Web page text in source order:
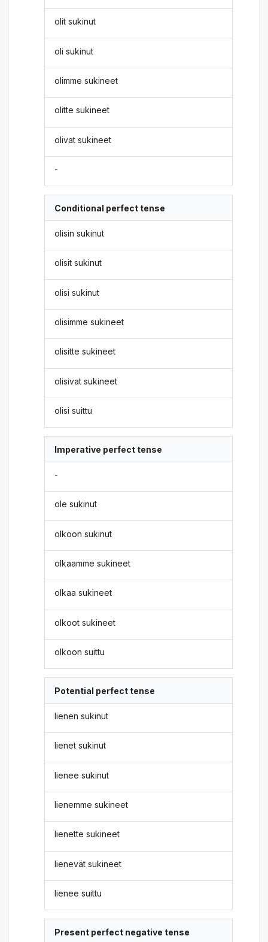
olit sukinut
oli sukinut
olimme sukineet
olitte sukineet
olivat sukineet
-
Conditional perfect tense
olisin sukinut
olisit sukinut
olisi sukinut
olisimme sukineet
olisitte sukineet
olisivat sukineet
olisi suittu
Imperative perfect tense
-
ole sukinut
olkoon sukinut
olkaamme sukineet
olkaa sukineet
olkoot sukineet
olkoon suittu
Potential perfect tense
lienen sukinut
lienet sukinut
lienee sukinut
lienemme sukineet
lienette sukineet
lienevät sukineet
lienee suittu
Present perfect negative tense